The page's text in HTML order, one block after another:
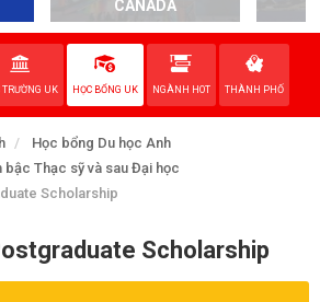
CANADA
TRƯỜNG UK HỌC BỔNG UK NGÀNH HOT THÀNH PHỐ
Học bổng Du học Anh
bậc Thạc sỹ và sau Đại học
Scholarship
Scholarship